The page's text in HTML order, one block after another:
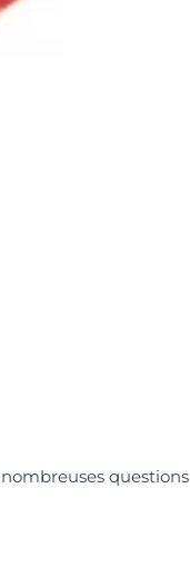
questions